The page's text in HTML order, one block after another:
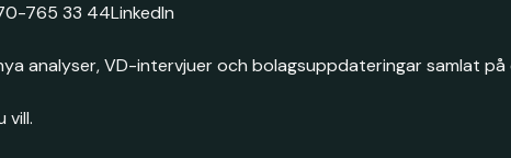
765 33 44LinkedIn
analyser, VD-intervjuer och bolagsuppdateringar samlat
vill.